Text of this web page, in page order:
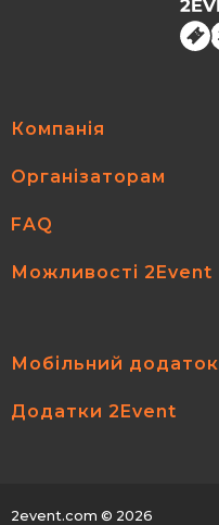
Компанія
Організаторам
FAQ
Можливості 2Event
Мобільний додаток
Додатки 2Event
2event.com © 2026